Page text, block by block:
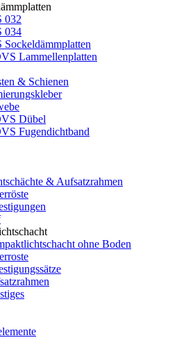
032
034
Sockeldämmplatten
Lammellenplatten
& Schienen
Dübel
Fugendichtband
& Aufsatzrahmen
ohne Boden